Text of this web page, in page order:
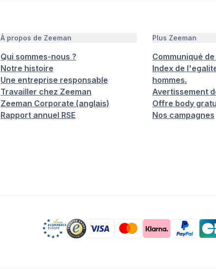
À propos de Zeeman
Qui sommes-nous ?
Notre histoire
Une entreprise responsable
Travailler chez Zeeman
Zeeman Corporate (anglais)
Rapport annuel RSE
Plus Zeeman
Communiqué
Index de
hommes.
Avertissement
Offre body
Nos campagnes